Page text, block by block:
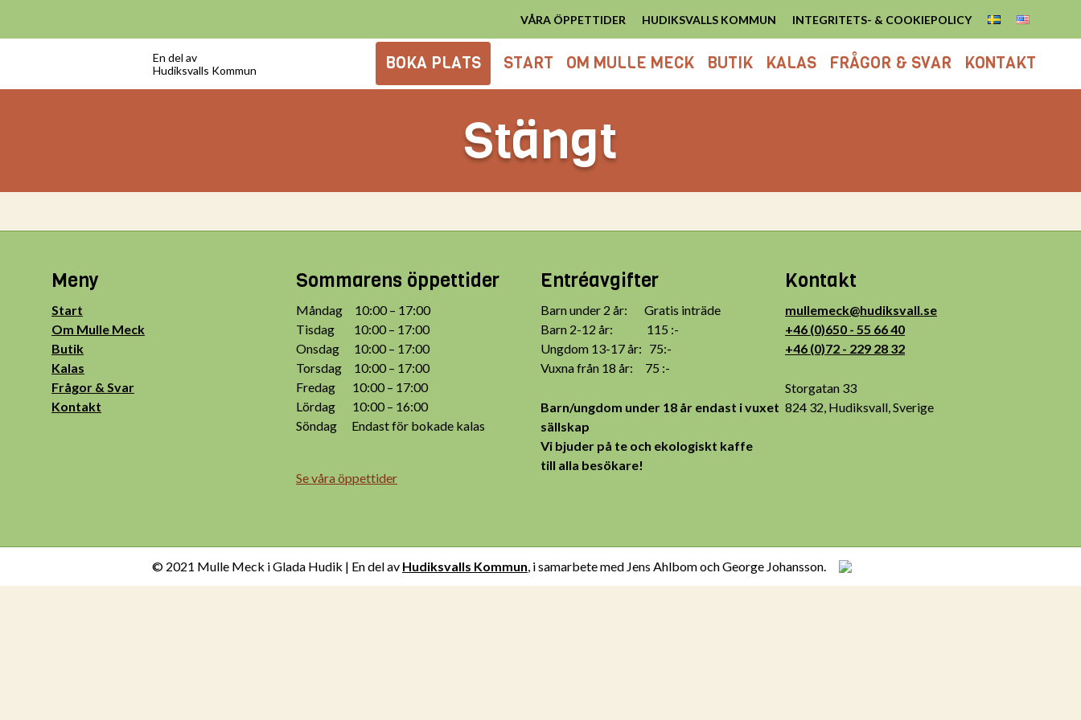
VÅRA ÖPPETTIDER HUDIKSVALLS KOMMUN INTEGRITETS- & COOKIEPOLICY
En del av
Hudiksvalls Kommun
BOKA PLATS START OM MULLE MECK BUTIK KALAS FRÅGOR & SVAR KONTAKT
Stängt
Meny
Start
Om Mulle Meck
Butik
Kalas
Frågor & Svar
Kontakt
Sommarens öppettider
Måndag 10:00 – 17:00
Tisdag 10:00 – 17:00
Onsdag 10:00 – 17:00
Torsdag 10:00 – 17:00
Fredag 10:00 – 17:00
Lördag 10:00 – 16:00
Söndag Endast för bokade kalas
Se våra öppettider
Entréavgifter
Barn under 2 år: Gratis inträde
Barn 2-12 år: 115 :-
Ungdom 13-17 år: 75:-
Vuxna från 18 år: 75 :-
Barn/ungdom under 18 år endast i vuxet
sällskap
Vi bjuder på te och ekologiskt kaffe
till alla besökare!
Kontakt
mullemeck@hudiksvall.se
+46 (0)650 - 55 66 40
+46 (0)72 - 229 28 32
Storgatan 33
824 32, Hudiksvall, Sverige
© 2021 Mulle Meck i Glada Hudik | En del av Hudiksvalls Kommun, i samarbete med Jens Ahlbom och George Johansson.